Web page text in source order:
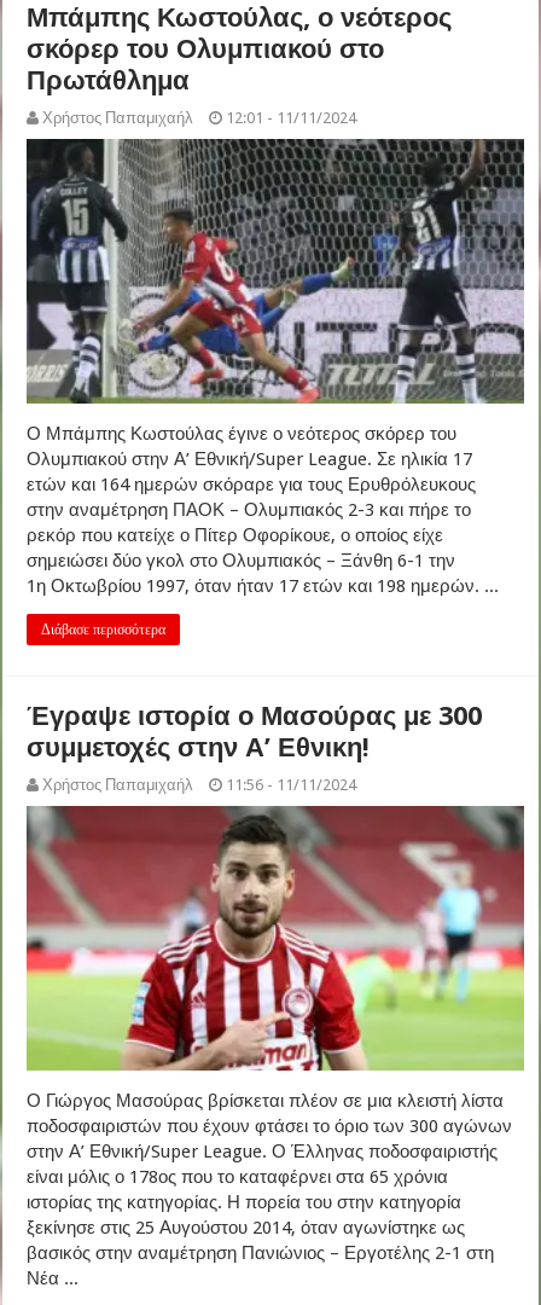
Μπάμπης Κωστούλας, ο νεότερος
σκόρερ του Ολυμπιακού στο
Πρωτάθλημα
Χρήστος Παπαμιχαήλ 12:01 - 11/11/2024
Ο Μπάμπης Κωστούλας έγινε ο νεότερος σκόρερ του
Ολυμπιακού στην Α’ Εθνική/Super League. Σε ηλικία 17
ετών και 164 ημερών σκόραρε για τους Ερυθρόλευκους
στην αναμέτρηση ΠΑΟΚ – Ολυμπιακός 2-3 και πήρε το
ρεκόρ που κατείχε ο Πίτερ Οφορίκουε, ο οποίος είχε
σημειώσει δύο γκολ στο Ολυμπιακός – Ξάνθη 6-1 την
1η Οκτωβρίου 1997, όταν ήταν 17 ετών και 198 ημερών. ...
Διάβασε περισσότερα
Έγραψε ιστορία ο Μασούρας με 300
συμμετοχές στην Α’ Εθνικη!
Χρήστος Παπαμιχαήλ 11:56 - 11/11/2024
Ο Γιώργος Μασούρας βρίσκεται πλέον σε μια κλειστή λίστα
ποδοσφαιριστών που έχουν φτάσει το όριο των 300 αγώνων
στην Α’ Εθνική/Super League. Ο Έλληνας ποδοσφαιριστής
είναι μόλις ο 178ος που το καταφέρνει στα 65 χρόνια
ιστορίας της κατηγορίας. Η πορεία του στην κατηγορία
ξεκίνησε στις 25 Αυγούστου 2014, όταν αγωνίστηκε ως
βασικός στην αναμέτρηση Πανιώνιος – Εργοτέλης 2-1 στη
Νέα ...